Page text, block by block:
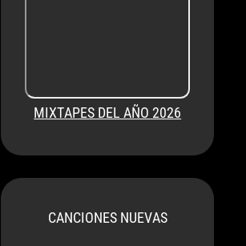
MIXTAPES DEL AÑO 2026
CANCIONES NUEVAS